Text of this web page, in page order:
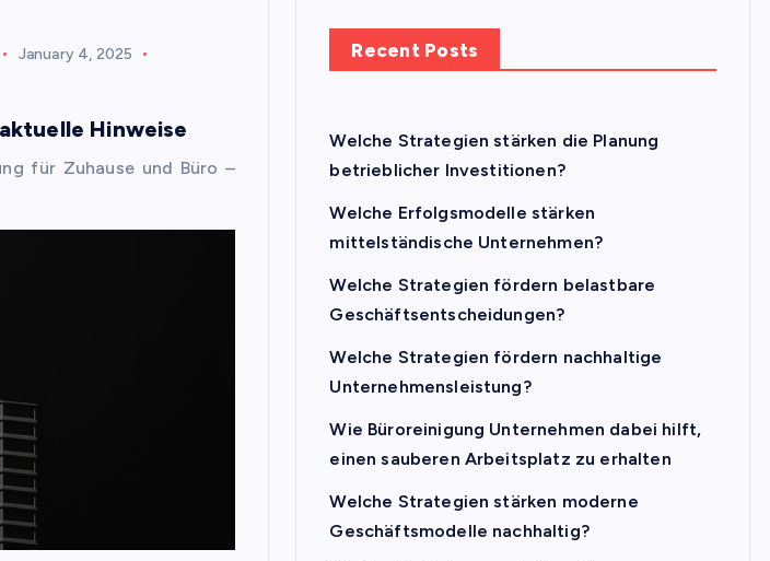
January 4, 2025
Hinweise
für Zuhause und Büro –
Recent Posts
Welche Strategien stärken die Planung
betrieblicher Investitionen?
Welche Erfolgsmodelle stärken
mittelständische Unternehmen?
Welche Strategien fördern belastbare
Geschäftsentscheidungen?
Welche Strategien fördern nachhaltige
Unternehmensleistung?
Wie Büroreinigung Unternehmen dabei hilft,
einen sauberen Arbeitsplatz zu erhalten
Welche Strategien stärken moderne
Geschäftsmodelle nachhaltig?